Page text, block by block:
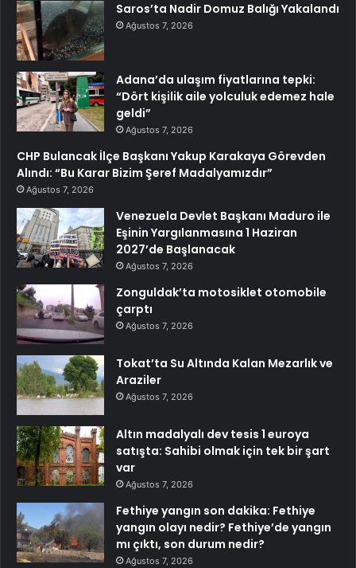
Saros’ta Nadir Domuz Balığı Yakalandı
Ağustos 7, 2026
Adana’da ulaşım fiyatlarına tepki:
“Dört kişilik aile yolculuk edemez hale
geldi”
Ağustos 7, 2026
CHP Bulancak İlçe Başkanı Yakup Karakaya Görevden
Alındı: “Bu Karar Bizim Şeref Madalyamızdır”
Ağustos 7, 2026
Venezuela Devlet Başkanı Maduro ile
Eşinin Yargılanmasına 1 Haziran
2027’de Başlanacak
Ağustos 7, 2026
Zonguldak’ta motosiklet otomobile
çarptı
Ağustos 7, 2026
Tokat’ta Su Altında Kalan Mezarlık ve
Araziler
Ağustos 7, 2026
Altın madalyalı dev tesis 1 euroya
satışta: Sahibi olmak için tek bir şart
var
Ağustos 7, 2026
Fethiye yangın son dakika: Fethiye
yangın olayı nedir? Fethiye’de yangın
mı çıktı, son durum nedir?
Ağustos 7, 2026